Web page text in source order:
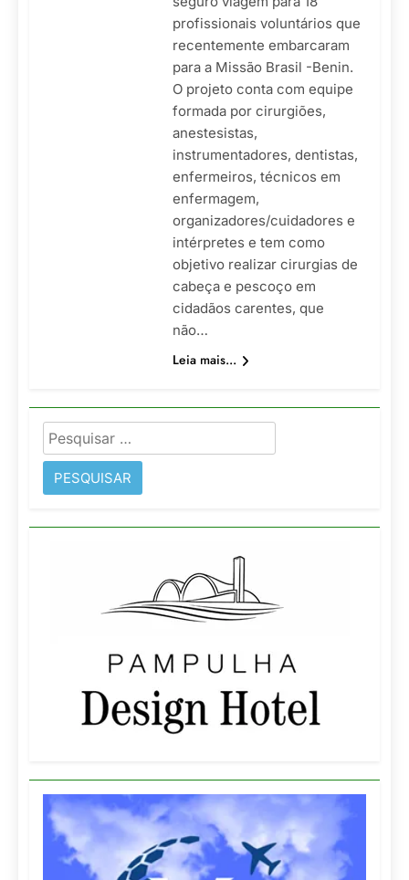
profissionais voluntários que
recentemente embarcaram
para a Missão Brasil -Benin.
O projeto conta com equipe
formada por cirurgiões,
anestesistas,
instrumentadores, dentistas,
enfermeiros, técnicos em
enfermagem,
organizadores/cuidadores e
intérpretes e tem como
objetivo realizar cirurgias de
cabeça e pescoço em
cidadãos carentes, que
não…
Leia mais...
Pesquisar
por: